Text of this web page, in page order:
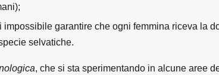
impossibile garantire che ogni femmina riceva la
selvatiche.
, che si sta sperimentando in alcune aree